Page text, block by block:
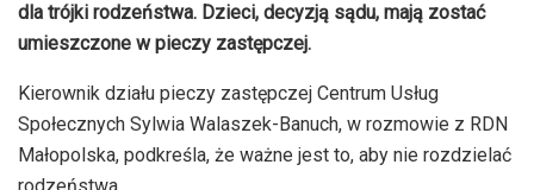
dla trójki rodzeństwa. Dzieci, decyzją sądu, mają zostać
umieszczone w pieczy zastępczej.
Kierownik działu pieczy zastępczej Centrum Usług
Społecznych Sylwia Walaszek-Banuch, w rozmowie z RDN
Małopolska, podkreśla, że ważne jest to, aby nie rozdzielać